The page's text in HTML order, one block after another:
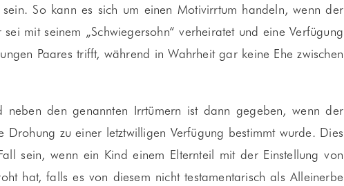
So kann es sich um einen Motivirrtum handeln, wenn der
mit seinem „Schwiegersohn“ verheiratet und eine Verfügung
Paares trifft, während in Wahrheit gar keine Ehe zwischen
neben den genannten Irrtümern ist dann gegeben, wenn der
Drohung zu einer letztwilligen Verfügung bestimmt wurde. Dies
sein, wenn ein Kind einem Elternteil mit der Einstellung von
hat, falls es von diesem nicht testamentarisch als Alleinerbe